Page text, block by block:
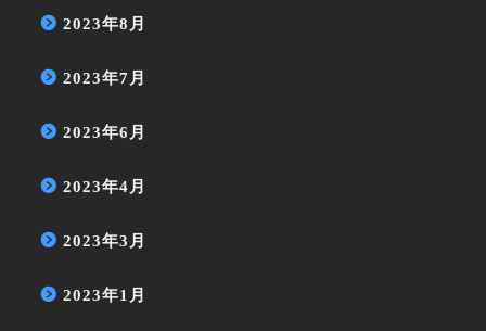
2023年8月
2023年7月
2023年6月
2023年4月
2023年3月
2023年1月